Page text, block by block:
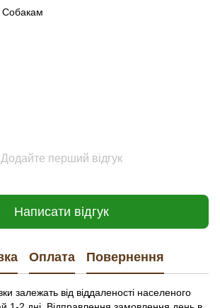
Собакам
Додайте перший відгук
Написати відгук
Оплата Повернення
залежать від віддаленості населеного